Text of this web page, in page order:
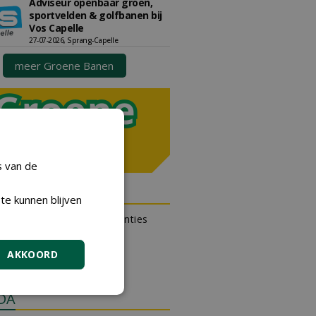
sportvelden & golfbanen bij
Vos Capelle
27-07-2026, Sprang-Capelle
meer Groene Banen
OUTLET
kan gratis kleine advertenties
gratis advertentie
van de
kunnen blijven
AKKOORD